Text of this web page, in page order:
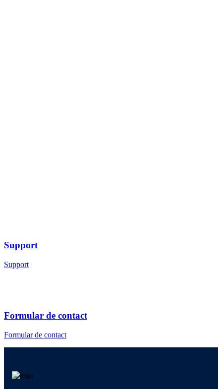
Support
Support
Formular de contact
Formular de contact